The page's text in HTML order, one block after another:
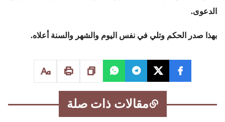
الدعوى.
بهذا صدر الحكم وتلي في نفس اليوم والشهر والسنة أعلاه.
مقالات ذات صلة